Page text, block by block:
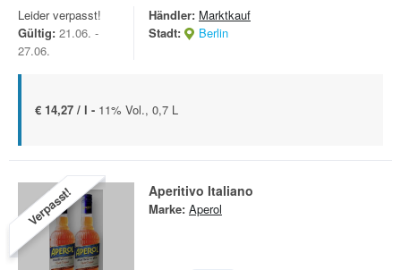
Leider verpasst!
Gültig: 21.06. -
27.06.
Händler: Marktkauf
Stadt:
Berlin
€ 14,27 / l - 11% Vol., 0,7 L
Verpasst! Aperitivo Italiano
Marke: Aperol